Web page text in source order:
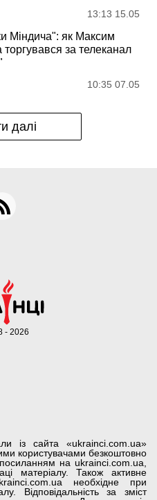
13:13 15.05
Міндича": як Максим
торгувався за телеканал
10:35 07.05
далі
із сайта «ukrainci.com.ua»
користувачами безкоштовно
на ukrainci.com.ua,
матеріалу. Також активне
необхідне при
Відповідальність за зміст
- 2026